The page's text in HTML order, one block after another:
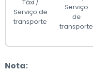
Táxi /
Serviço de
transporte
Serviço
de
transporte
Nota: